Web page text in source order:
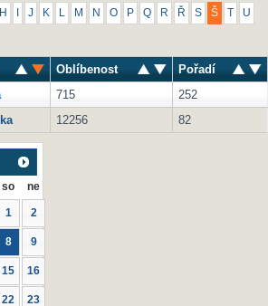
H J K M N O P Q R Ř S Š U
Oblíbenost
Pořadí
715
252
12256 82
so ne
1 2
8 9
15 16
22 23